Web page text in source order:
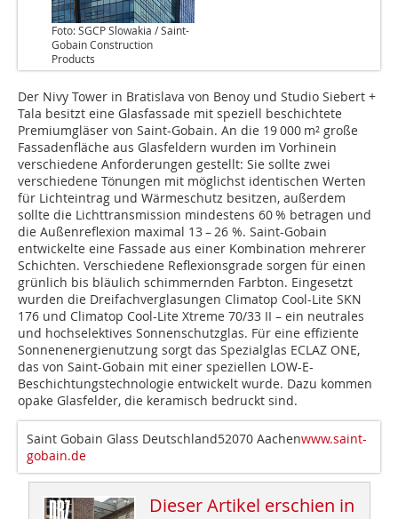
Foto: SGCP Slowakia / Saint-
Gobain Construction
Products
Der Nivy Tower in Bratislava von Benoy und Studio Siebert +
Tala besitzt eine Glasfassade mit speziell beschichtete
Premiumgläser von Saint-Gobain. An die 19 000 m² große
Fassadenfläche aus Glasfeldern wurden im Vorhinein
verschiedene Anforderungen gestellt: Sie sollte zwei
verschiedene Tönungen mit möglichst identischen Werten
für Lichteintrag und Wärmeschutz besitzen, außerdem
sollte die Lichttransmission mindestens 60 % betragen und
die Außenreflexion maximal 13 – 26 %. Saint-Gobain
entwickelte eine Fassade aus einer Kombination mehrerer
Schichten. Verschiedene Reflexionsgrade sorgen für ­einen
grünlich bis bläulich schimmernden Farbton. Eingesetzt
wurden die Dreifachverglasungen Climatop Cool-Lite SKN
176 und Climatop Cool-Lite Xtreme 70/33 II – ein neutrales
und hochselektives Sonnenschutzglas. Für eine effiziente
Sonnenenergienutzung sorgt das Spezialglas ECLAZ ONE,
das von Saint-Gobain mit einer speziellen LOW-E-
Beschichtungstechnologie entwickelt wurde. Dazu kommen
opake Glasfelder, die keramisch bedruckt sind.
Saint Gobain Glass Deutschland52070 Aachenwww.saint-
gobain.de
Dieser Artikel erschien in